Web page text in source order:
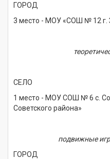
ГОРОД
3 место - МОУ «СОШ № 12 г.
теоретический
СЕЛО
1 место - МОУ СОШ № 6 с.
Советского района»
подвижные игры (в
ГОРОД